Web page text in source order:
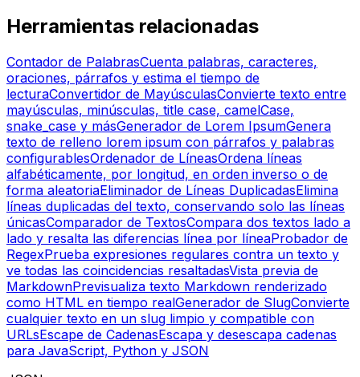
Herramientas relacionadas
Contador de PalabrasCuenta palabras, caracteres,
oraciones, párrafos y estima el tiempo de
lecturaConvertidor de MayúsculasConvierte texto entre
mayúsculas, minúsculas, title case, camelCase,
snake_case y másGenerador de Lorem IpsumGenera
texto de relleno lorem ipsum con párrafos y palabras
configurablesOrdenador de LíneasOrdena líneas
alfabéticamente, por longitud, en orden inverso o de
forma aleatoriaEliminador de Líneas DuplicadasElimina
líneas duplicadas del texto, conservando solo las líneas
únicasComparador de TextosCompara dos textos lado a
lado y resalta las diferencias línea por líneaProbador de
RegexPrueba expresiones regulares contra un texto y
ve todas las coincidencias resaltadasVista previa de
MarkdownPrevisualiza texto Markdown renderizado
como HTML en tiempo realGenerador de SlugConvierte
cualquier texto en un slug limpio y compatible con
URLsEscape de CadenasEscapa y desescapa cadenas
para JavaScript, Python y JSON